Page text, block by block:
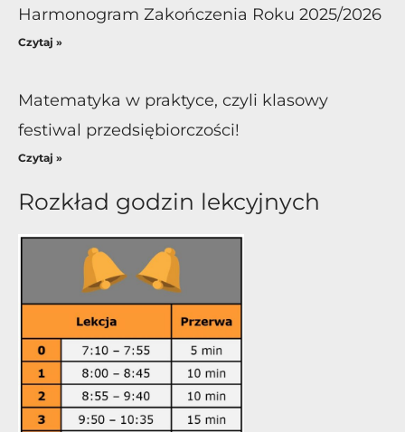
Harmonogram Zakończenia Roku 2025/2026
Czytaj »
Matematyka w praktyce, czyli klasowy
festiwal przedsiębiorczości!
Czytaj »
Rozkład godzin lekcyjnych